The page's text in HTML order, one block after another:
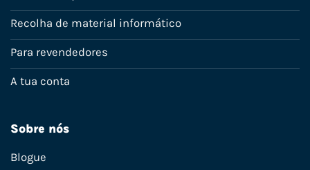
Recolha de material informático
Para revendedores
A tua conta
Sobre nós
Blogue